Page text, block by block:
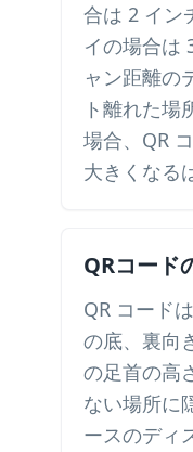
合は 2 イン
イの場合は
ャン距離の
ト離れた場
場合、QR
大きくなる
QRコード
QR コード
の底、裏向
の足首の高
ない場所に
ースのディ